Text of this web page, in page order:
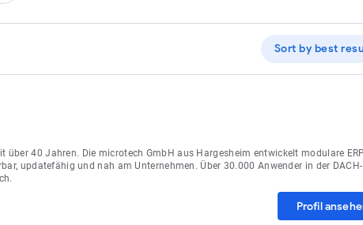
Sort by best
über 40 Jahren. Die microtech GmbH aus Hargesheim entwickelt modulare
updatefähig und nah am Unternehmen. Über 30.000 Anwender in der DACH-
Profil